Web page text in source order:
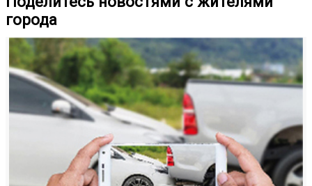
города